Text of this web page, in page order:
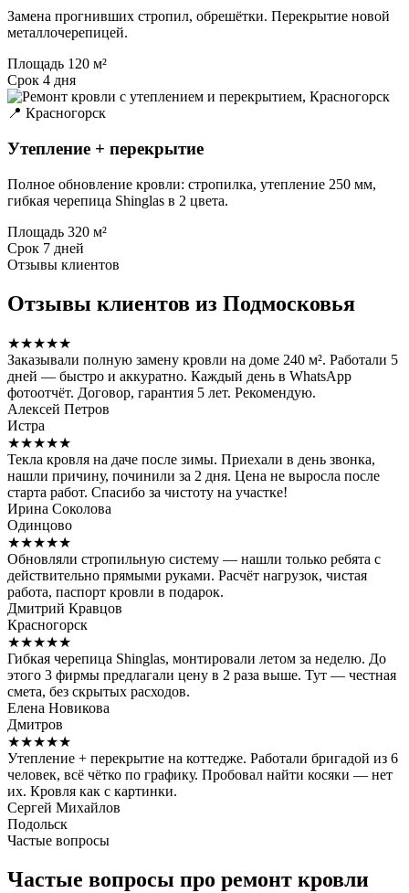
Замена прогнивших стропил, обрешётки. Перекрытие новой
металлочерепицей.
Площадь 120 м²
Срок 4 дня
📍 Красногорск
Утепление + перекрытие
Полное обновление кровли: стропилка, утепление 250 мм,
гибкая черепица Shinglas в 2 цвета.
Площадь 320 м²
Срок 7 дней
Отзывы клиентов
Отзывы клиентов из Подмосковья
★★★★★
Заказывали полную замену кровли на доме 240 м². Работали 5
дней — быстро и аккуратно. Каждый день в WhatsApp
фотоотчёт. Договор, гарантия 5 лет. Рекомендую.
Алексей Петров
Истра
★★★★★
Текла кровля на даче после зимы. Приехали в день звонка,
нашли причину, починили за 2 дня. Цена не выросла после
старта работ. Спасибо за чистоту на участке!
Ирина Соколова
Одинцово
★★★★★
Обновляли стропильную систему — нашли только ребята с
действительно прямыми руками. Расчёт нагрузок, чистая
работа, паспорт кровли в подарок.
Дмитрий Кравцов
Красногорск
★★★★★
Гибкая черепица Shinglas, монтировали летом за неделю. До
этого 3 фирмы предлагали цену в 2 раза выше. Тут — честная
смета, без скрытых расходов.
Елена Новикова
Дмитров
★★★★★
Утепление + перекрытие на коттедже. Работали бригадой из 6
человек, всё чётко по графику. Пробовал найти косяки — нет
их. Кровля как с картинки.
Сергей Михайлов
Подольск
Частые вопросы
Частые вопросы про ремонт кровли